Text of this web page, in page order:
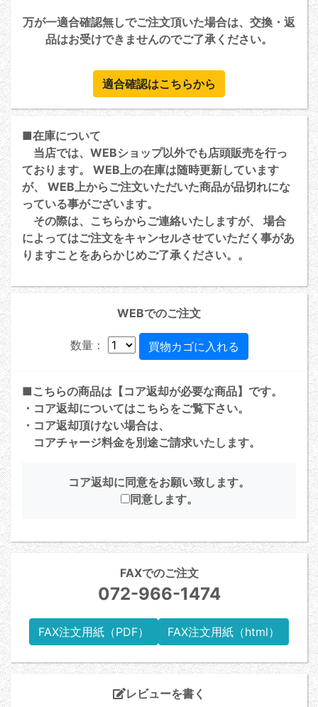
万が一適合確認無しでご注文頂いた場合は、交換・返
品はお受けできませんのでご了承ください。
適合確認はこちらから
■在庫について
当店では、WEBショップ以外でも店頭販売を行っ
ております。 WEB上の在庫は随時更新しています
が、 WEB上からご注文いただいた商品が品切れにな
っている事がございます。
その際は、こちらからご連絡いたしますが、 場合
によってはご注文をキャンセルさせていただく事があ
りますことをあらかじめご了承ください。。
WEBでのご注文
数量：
■こちらの商品は【コア返却が必要な商品】です。
・コア返却についてはこちらをご覧下さい。
・コア返却頂けない場合は、
コアチャージ料金を別途ご請求いたします。
コア返却に同意をお願い致します。
同意します。
FAXでのご注文
072-966-1474
FAX注文用紙（PDF） FAX注文用紙（html）
レビューを書く